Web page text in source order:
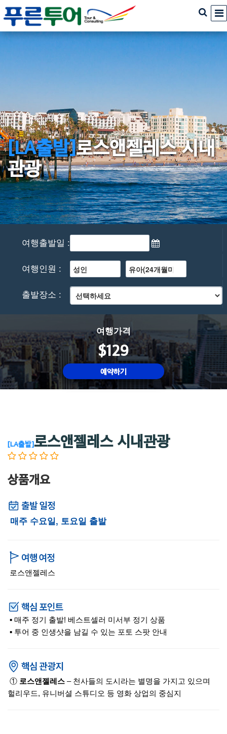
[LA출발]로스앤젤레스 시내
관광
여행출발일 :
여행인원 :
출발장소 :
여행가격
$129
예약하기
[LA출발]로스앤젤레스 시내관광
상품개요
매주 수요일, 토요일 출발
로스앤젤레스
▪ 매주 정기 출발! 베스트셀러 미서부 정기 상품
▪ 투어 중 인생샷을 남길 수 있는 포토 스팟 안내
① 로스앤젤레스 – 천사들의 도시라는 별명을 가지고 있으며
헐리우드, 유니버셜 스튜디오 등 영화 상업의 중심지